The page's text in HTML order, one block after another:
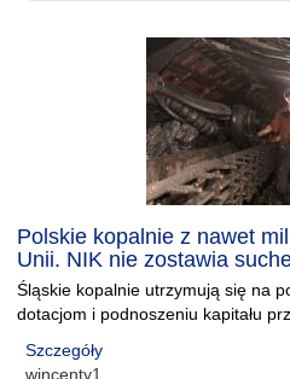
Polskie kopalnie z nawet
Unii. NIK nie zostawia
Śląskie kopalnie utrzymują się na
dotacjom i podnoszeniu kapitału
Szczegóły
wincenty1